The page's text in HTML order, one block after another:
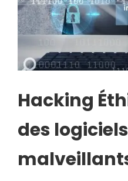
Hacking
des logiciels